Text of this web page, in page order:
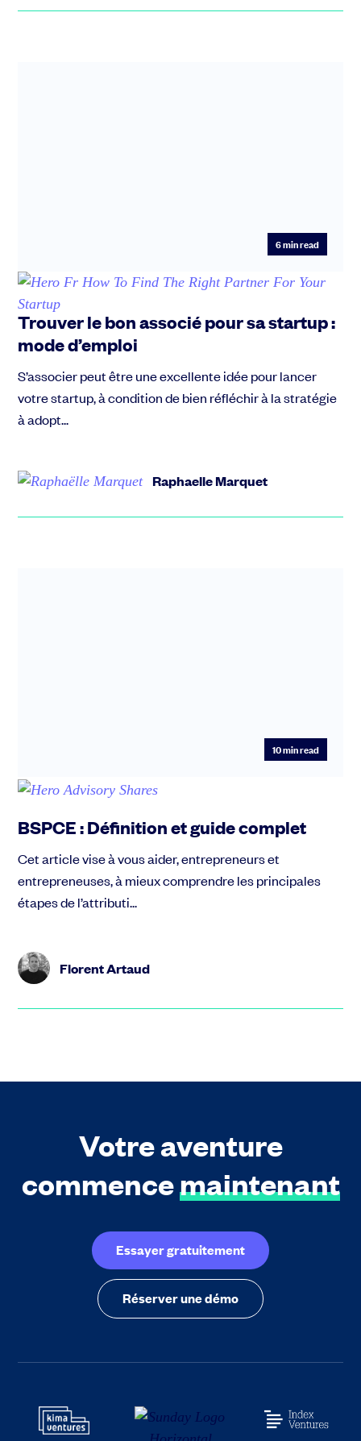
6min read
Trouver le bon associé pour sa startup :
mode d’emploi
S’associer peut être une excellente idée pour lancer
votre startup, à condition de bien réfléchir à la stratégie
à adopt...
Raphaelle Marquet
10min read
BSPCE : Définition et guide complet
Cet article vise à vous aider, entrepreneurs et
entrepreneuses, à mieux comprendre les principales
étapes de l’attributi...
Florent Artaud
Votre aventure
commencemaintenant
Essayer gratuitement
Réserver une démo